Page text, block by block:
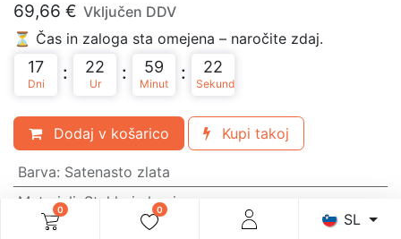
0 0
SL
69,66 € Vključen DDV
⏳ Čas in zaloga sta omejena – naročite zdaj.
17
Dni
: 22
Ur
: 59
Minut
: 22
Sekund
Dodaj v košarico Kupi takoj
Barva: Satenasto zlata
Materiali Steklo in kovina
Grlo:E27